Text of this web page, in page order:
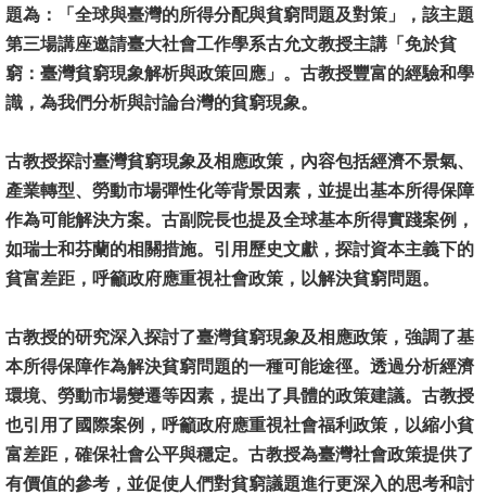
位
研
究
息
公
告
國
化
高
教
深
耕
題為：「全球與臺灣的所得分配與貧窮問題及對策」，該主題
第三場講座邀請臺大社會工作學系古允文教授主講「免於貧
窮：臺灣貧窮現象解析與政策回應」。古教授豐富的經驗和學
識，為我們分析與討論台灣的貧窮現象。
古教授探討臺灣貧窮現象及相應政策，內容包括經濟不景氣、
產業轉型、勞動市場彈性化等背景因素，並提出基本所得保障
作為可能解決方案。古副院長也提及全球基本所得實踐案例，
如瑞士和芬蘭的相關措施。引用歷史文獻，探討資本主義下的
貧富差距，呼籲政府應重視社會政策，以解決貧窮問題。
古教授的研究深入探討了臺灣貧窮現象及相應政策，強調了基
本所得保障作為解決貧窮問題的一種可能途徑。透過分析經濟
環境、勞動市場變遷等因素，提出了具體的政策建議。古教授
也引用了國際案例，呼籲政府應重視社會福利政策，以縮小貧
富差距，確保社會公平與穩定。古教授為臺灣社會政策提供了
有價值的參考，並促使人們對貧窮議題進行更深入的思考和討